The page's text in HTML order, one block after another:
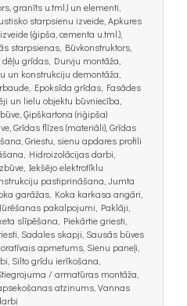
granīts u.tml.) un elementi,
starpsienu izveide, Apkures
(ģipša, cementa u.tml.),
starpsienas, Būvkonstruktors,
grīdas, Durvju montāža,
un konstrukciju demontāža,
Epoksīda grīdas, Fasādes
un lielu objektu būvniecība,
Ģipškartona (riģipša)
Grīdas flīzes (materiāli), Grīdas
Griestu, sienu apdares profili
Hidroizolācijas darbi,
Iekšējo elektrotīklu
pastiprināšana, Jumta
garāžas, Koka karkasa angāri,
pakalpojumi, Paklāji,
slīpēšana, Piekārtie griesti,
Sadales skapji, Sausās būves
apmetums, Sienu paneļi,
Silto grīdu ierīkošana,
/ armatūras montāža,
atzinums, Vannas